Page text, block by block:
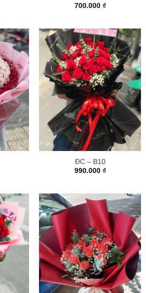
700.000 ₫
ĐC – B10
990.000 ₫